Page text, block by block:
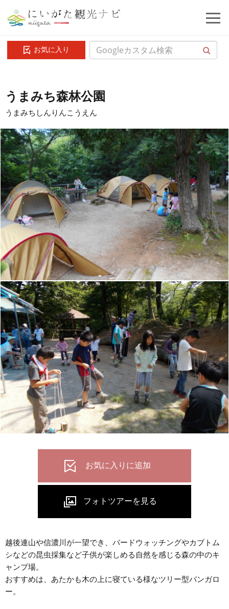
お気に入り
うまみち森林公園
うまみちしんりんこうえん
越後連山や信濃川が一望でき、バードウォッチングやカブトム
シなどの昆虫採集など子供が楽しめる自然を感じる森の中のキ
ャンプ場。
おすすめは、あたかも木の上に寝ている様なツリー型バンガロ
ー。